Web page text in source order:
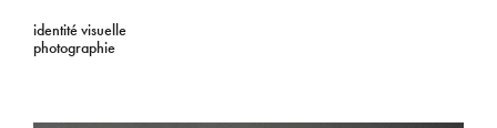
identité visuelle
photographie